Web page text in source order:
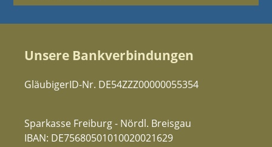
Unsere Bankverbindungen
GläubigerID-Nr. DE54ZZZ00000055354
Sparkasse Freiburg - Nördl. Breisgau
IBAN: DE75680501010020021629